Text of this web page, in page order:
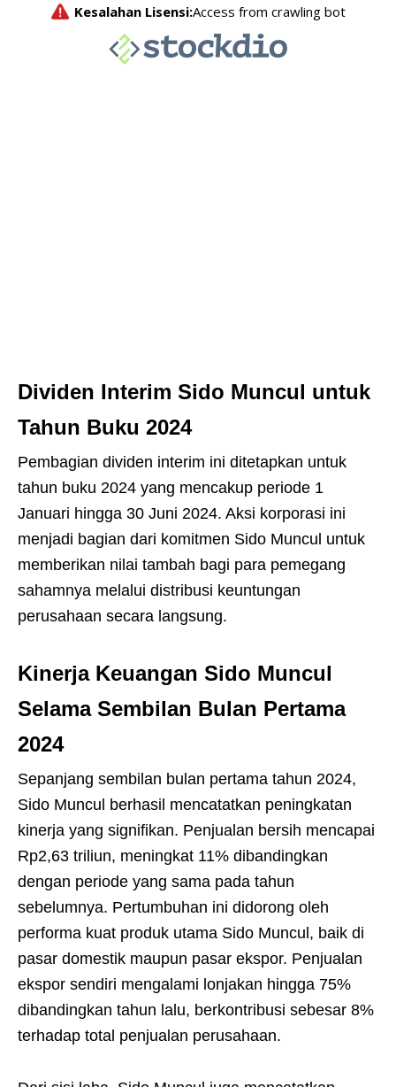
Dividen Interim Sido Muncul untuk
Tahun Buku 2024
Pembagian dividen interim ini ditetapkan untuk
tahun buku 2024 yang mencakup periode 1
Januari hingga 30 Juni 2024. Aksi korporasi ini
menjadi bagian dari komitmen Sido Muncul untuk
memberikan nilai tambah bagi para pemegang
sahamnya melalui distribusi keuntungan
perusahaan secara langsung.
Kinerja Keuangan Sido Muncul
Selama Sembilan Bulan Pertama
2024
Sepanjang sembilan bulan pertama tahun 2024,
Sido Muncul berhasil mencatatkan peningkatan
kinerja yang signifikan. Penjualan bersih mencapai
Rp2,63 triliun, meningkat 11% dibandingkan
dengan periode yang sama pada tahun
sebelumnya. Pertumbuhan ini didorong oleh
performa kuat produk utama Sido Muncul, baik di
pasar domestik maupun pasar ekspor. Penjualan
ekspor sendiri mengalami lonjakan hingga 75%
dibandingkan tahun lalu, berkontribusi sebesar 8%
terhadap total penjualan perusahaan.